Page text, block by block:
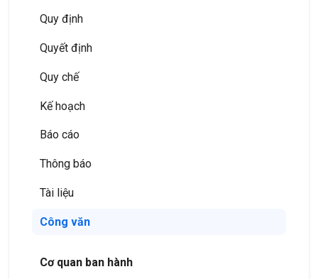
Quy định
Quyết định
Quy chế
Kế hoạch
Báo cáo
Thông báo
Tài liệu
Công văn
Cơ quan ban hành